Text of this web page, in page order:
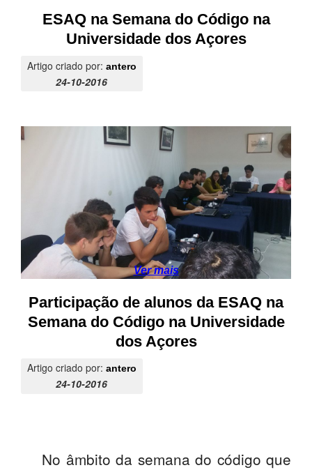
@parlamentodosjovens_esaq
@oficina.do.largo
PROFESSORES
ENC. DE EDUCAÇÃO
ESAQ na Semana do Código na
Universidade dos Açores
Artigo criado por: antero
24-10-2016
Ver mais
Participação de alunos da ESAQ na
Semana do Código na Universidade
dos Açores
Artigo criado por: antero
24-10-2016
No âmbito da semana do código que